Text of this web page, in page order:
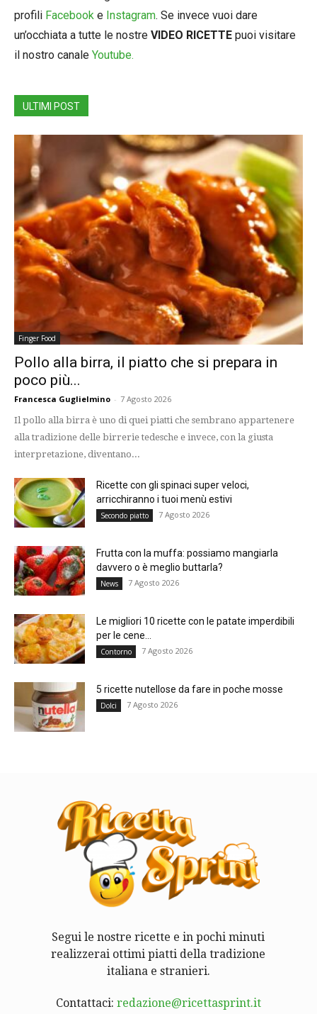
profili Facebook e Instagram. Se invece vuoi dare
un’occhiata a tutte le nostre VIDEO RICETTE puoi visitare
il nostro canale Youtube.
ULTIMI POST
Finger Food
Pollo alla birra, il piatto che si prepara in
poco più...
Francesca Guglielmino - 7 Agosto 2026
Il pollo alla birra è uno di quei piatti che sembrano appartenere
alla tradizione delle birrerie tedesche e invece, con la giusta
interpretazione, diventano...
Ricette con gli spinaci super veloci,
arricchiranno i tuoi menù estivi
Secondo piatto 7 Agosto 2026
Frutta con la muffa: possiamo mangiarla
davvero o è meglio buttarla?
News 7 Agosto 2026
Le migliori 10 ricette con le patate imperdibili
per le cene...
Contorno 7 Agosto 2026
5 ricette nutellose da fare in poche mosse
Dolci 7 Agosto 2026
Segui le nostre ricette e in pochi minuti
realizzerai ottimi piatti della tradizione
italiana e stranieri.
Contattaci: redazione@ricettasprint.it